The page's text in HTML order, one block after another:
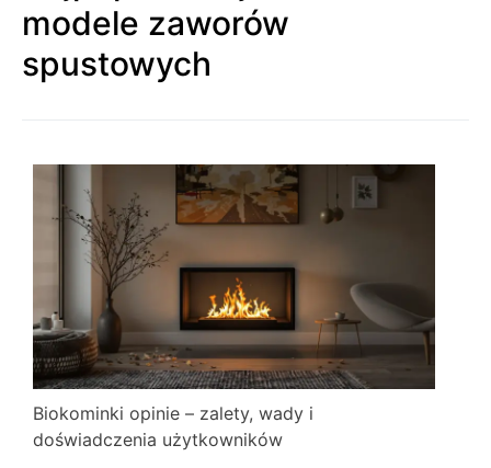
modele zaworów
spustowych
Biokominki opinie – zalety, wady i
doświadczenia użytkowników